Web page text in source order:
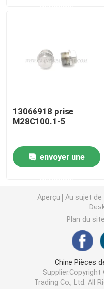
Crane Electrical Parts
Crane Undercarriage
Crane Engine Parts
Crane Cab Parts
Crane Boom Parts
Crane Light
13066918 prise
M28C100.1-5
envoyer une
Aperçu Au sujet de
Plan du site
Chine Pièces
Trading Co., Ltd. All